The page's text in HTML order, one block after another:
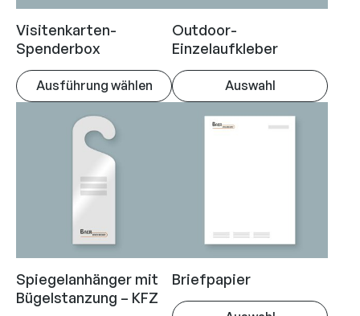
Visitenkarten-
Spenderbox
Ausführung wählen
können
auf
Outdoor-
Einzelaufkleber
Auswahl
Produkt
können
der
Spiegelanhänger mit
Bügelstanzung – KFZ
Briefpapier